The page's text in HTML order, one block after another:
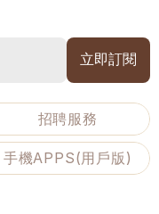
招聘服務
手機APPS(用戶版)